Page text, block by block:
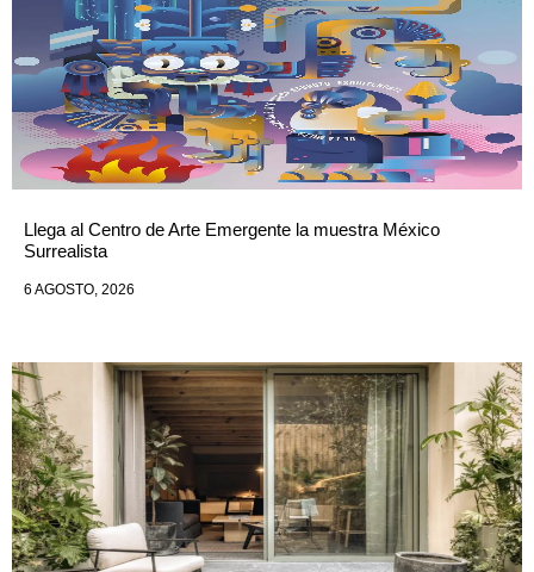
Llega al Centro de Arte Emergente la muestra México
Surrealista
6 AGOSTO, 2026